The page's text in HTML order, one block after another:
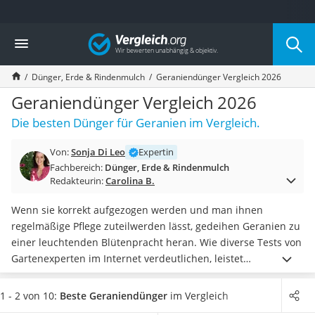
Die beliebtesten Vergleiche nach Kategorie
Baumarkt
Tresor feuerfest
Makita-Akku-Rasenmäher
Kappsäge
Smartes Türschloss
Akku-Rasentrimmer
Split-Klimaanlage 2 Innengeräte
Pelletofen
Tiefbrunnenpumpe
Fliesenschneider
Hochdruckreiniger
Doppelschleifer
Überwachungskamera
Benzinrasenmäher mit Elektrostart
Vergleich
Dünger, Erde & Rindenmulch Geraniendünger Vergleich 2026
Geraniendünger Vergleich 2026
Die besten Dünger für Geranien im Vergleich.
Von:Sonja Di Leo
Expertin
Fachbereich: Dünger, Erde & Rindenmulch
Redakteurin:Carolina B.
Wenn sie korrekt aufgezogen werden und man ihnen
regelmäßige Pflege zuteilwerden lässt, gedeihen Geranien zu
einer leuchtenden Blütenpracht heran. Wie diverse Tests von
Gartenexperten im Internet verdeutlichen, leistet
Geraniendünger hierbei hilfreiche Unterstützung. Achten Sie
insbesondere darauf, dassStickstoff, Phosphor und Kalium
1 - 2 von 10: Beste Geraniendünger im Vergleich